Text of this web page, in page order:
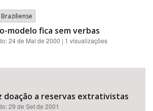
modelo fica sem verbas
24 de Mai de 2000 | 1 visualizações
doação a reservas extrativistas
29 de Set de 2001